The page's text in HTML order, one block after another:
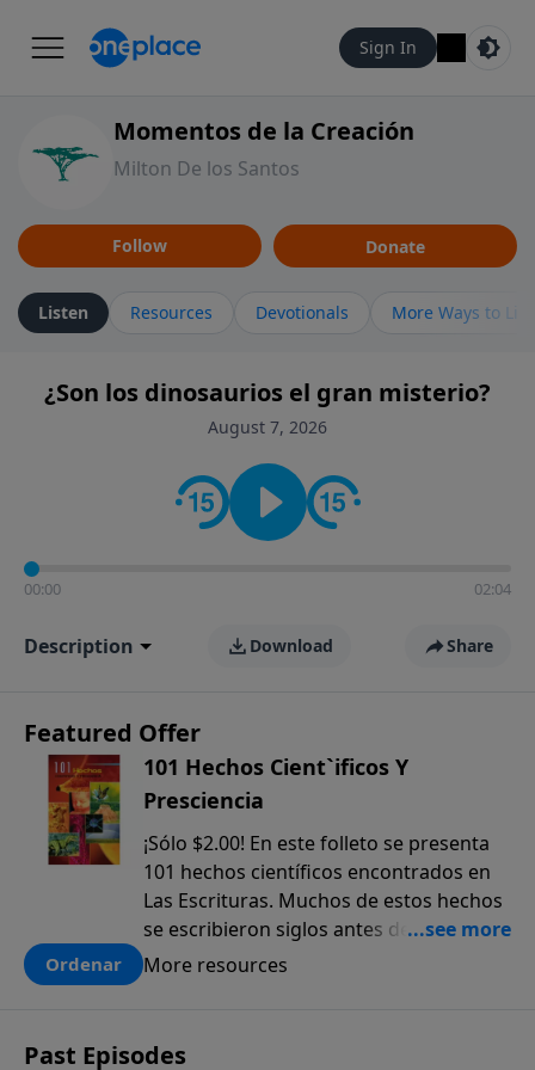
Sign In
Momentos de la Creación
Milton De los Santos
Follow Donate
Listen Resources Devotionals More Ways to
¿Son los dinosaurios el gran misterio?
August 7, 2026
00:00 02:04
Description Download Share
Featured Offer
101 Hechos Cient`ificos Y
Presciencia
¡Sólo $2.00! En este folleto se presenta
101 hechos científicos encontrados en
Las Escrituras. Muchos de estos hechos
se escribieron siglos antes de que
fueran descubiertos. El anticipado
más a la prueba colectiva de que la
Ordenar More resources
Past Episodes